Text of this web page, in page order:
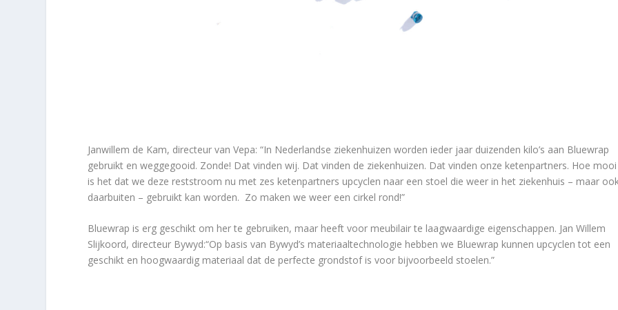
Janwillem de Kam, directeur van Vepa: “In Nederlandse ziekenhuizen worden ieder jaar duizenden kilo’s aan Bluewrap
gebruikt en weggegooid. Zonde! Dat vinden wij. Dat vinden de ziekenhuizen. Dat vinden onze ketenpartners. Hoe mooi
is het dat we deze reststroom nu met zes ketenpartners upcyclen naar een stoel die weer in het ziekenhuis – maar
daarbuiten – gebruikt kan worden. Zo maken we weer een cirkel rond!”
Bluewrap is erg geschikt om her te gebruiken, maar heeft voor meubilair te laagwaardige eigenschappen. Jan Willem
Slijkoord, directeur Bywyd:“Op basis van Bywyd’s materiaaltechnologie hebben we Bluewrap kunnen upcyclen tot een
geschikt en hoogwaardig materiaal dat de perfecte grondstof is voor bijvoorbeeld stoelen.”